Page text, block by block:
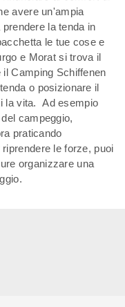
avere un'ampia
la tenda in
le tue cose e
e Morat si trova il
Camping Schiffenen
o posizionare il
la vita. Ad esempio
campeggio,
praticando
le forze, puoi
organizzare una